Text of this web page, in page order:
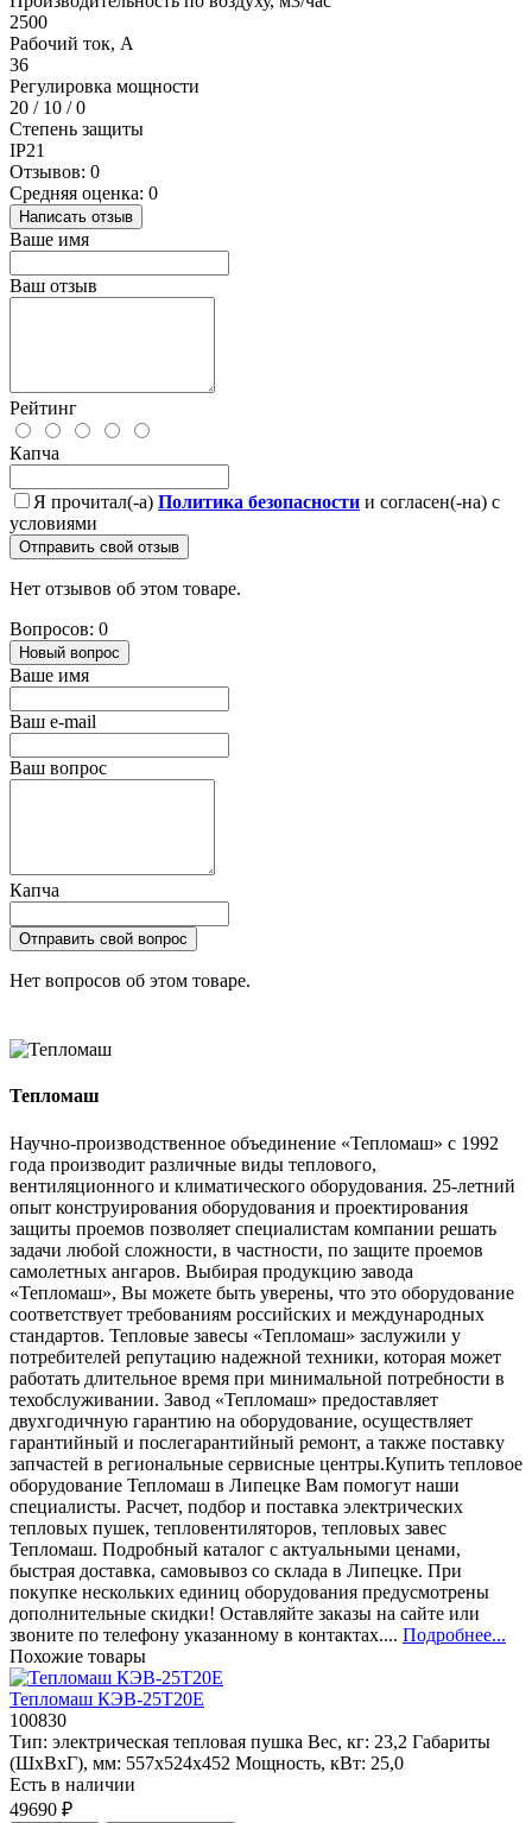
2500
Рабочий ток, А
36
Регулировка мощности
20 / 10 / 0
Степень защиты
IP21
Отзывов: 0
Средняя оценка: 0
Написать отзыв
Ваше имя
Ваш отзыв
Рейтинг
Капча
Я прочитал(-а) Политика безопасности и согласен(-на) с
условиями
Отправить свой отзыв
Нет отзывов об этом товаре.
Вопросов: 0
Новый вопрос
Ваше имя
Ваш e-mail
Ваш вопрос
Капча
Отправить свой вопрос
Нет вопросов об этом товаре.
Тепломаш
Научно-производственное объединение «Тепломаш» с 1992
года производит различные виды теплового,
вентиляционного и климатического оборудования. 25-летний
опыт конструирования оборудования и проектирования
защиты проемов позволяет специалистам компании решать
задачи любой сложности, в частности, по защите проемов
самолетных ангаров. Выбирая продукцию завода
«Тепломаш», Вы можете быть уверены, что это оборудование
соответствует требованиям российских и международных
стандартов. Тепловые завесы «Тепломаш» заслужили у
потребителей репутацию надежной техники, которая может
работать длительное время при минимальной потребности в
техобслуживании. Завод «Тепломаш» предоставляет
двухгодичную гарантию на оборудование, осуществляет
гарантийный и послегарантийный ремонт, а также поставку
запчастей в региональные сервисные центры.Купить тепловое
оборудование Тепломаш в Липецке Вам помогут наши
специалисты. Расчет, подбор и поставка электрических
тепловых пушек, тепловентиляторов, тепловых завес
Тепломаш. Подробный каталог с актуальными ценами,
быстрая доставка, самовывоз со склада в Липецке. При
покупке нескольких единиц оборудования предусмотрены
дополнительные скидки! Оставляйте заказы на сайте или
звоните по телефону указанному в контактах.... Подробнее...
Похожие товары
Тепломаш КЭВ-25Т20Е
100830
Тип: электрическая тепловая пушка Вес, кг: 23,2 Габариты
(ШхВхГ), мм: 557x524x452 Мощность, кВт: 25,0
Есть в наличии
49690 ₽